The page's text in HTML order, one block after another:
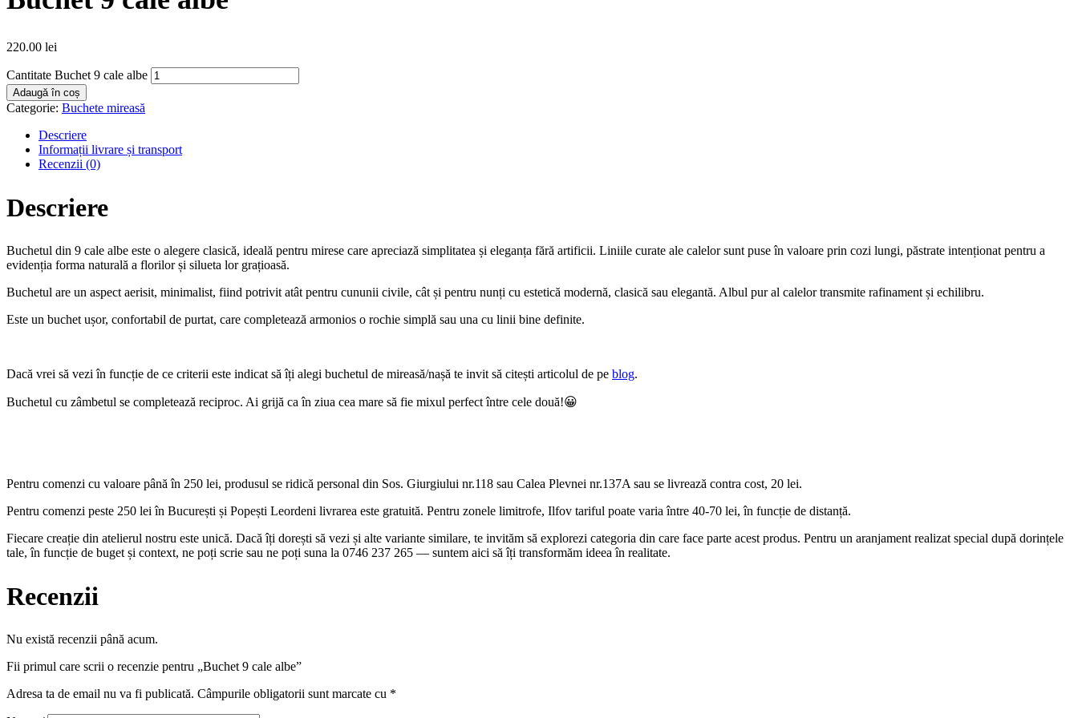
220.00 lei
Cantitate Buchet 9 cale albe
Adaugă în coș
Categorie: Buchete mireasă
Descriere
Informații livrare și transport
Recenzii (0)
Descriere
Buchetul din 9 cale albe este o alegere clasică, ideală pentru mirese care apreciază simplitatea și eleganța fără artificii. Liniile curate ale calelor sunt puse în valoare prin cozi lungi, păstrate intenționat pentru a
evidenția forma naturală a florilor și silueta lor grațioasă.
Buchetul are un aspect aerisit, minimalist, fiind potrivit atât pentru cununii civile, cât și pentru nunți cu estetică modernă, clasică sau elegantă. Albul pur al calelor transmite rafinament și echilibru.
Este un buchet ușor, confortabil de purtat, care completează armonios o rochie simplă sau una cu linii bine definite.
Dacă vrei să vezi în funcție de ce criterii este indicat să îți alegi buchetul de mireasă/nașă te invit să citești articolul de pe blog.
Buchetul cu zâmbetul se completează reciproc. Ai grijă ca în ziua cea mare să fie mixul perfect între cele două!😀
Pentru comenzi cu valoare până în 250 lei, produsul se ridică personal din Sos. Giurgiului nr.118 sau Calea Plevnei nr.137A sau se livrează contra cost, 20 lei.
Pentru comenzi peste 250 lei în București și Popești Leordeni livrarea este gratuită. Pentru zonele limitrofe, Ilfov tariful poate varia între 40-70 lei, în funcție de distanță.
Fiecare creație din atelierul nostru este unică. Dacă îți dorești să vezi și alte variante similare, te invităm să explorezi categoria din care face parte acest produs. Pentru un aranjament realizat special după dorințele
tale, în funcție de buget și context, ne poți scrie sau ne poți suna la 0746 237 265 — suntem aici să îți transformăm ideea în realitate.
Recenzii
Nu există recenzii până acum.
Fii primul care scrii o recenzie pentru „Buchet 9 cale albe”
Adresa ta de email nu va fi publicată. Câmpurile obligatorii sunt marcate cu *